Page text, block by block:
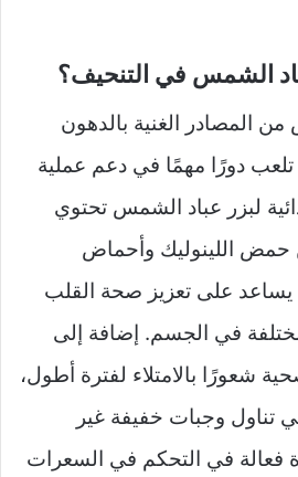
الشمس في التنحيف؟
المصادر الغنية بالدهون
تلعب دورًا مهمًا في دعم عملية
لبزر عباد الشمس تحتوي
اللينوليك وأحماض
مما يساعد على تعزيز صحة القلب
في الجسم. إضافة إلى
شعورًا بالامتلاء لفترة أطول،
تناول وجبات خفيفة غير
فعالة في التحكم في السعرات